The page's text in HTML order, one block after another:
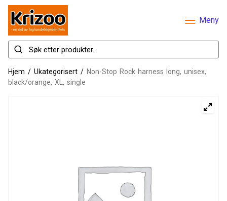
Meny
Hjem / Ukategorisert / Non-Stop Rock harness long, unisex,
black/orange, XL, single